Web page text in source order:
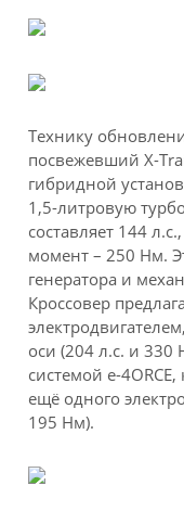
Технику
посвежевший X-
гибридной
1,5-литровую
составляет 144
момент – 250 Нм.
генератора и
Кроссовер
оси (204 л.с. и
системой e-
ещё одного
195 Нм).